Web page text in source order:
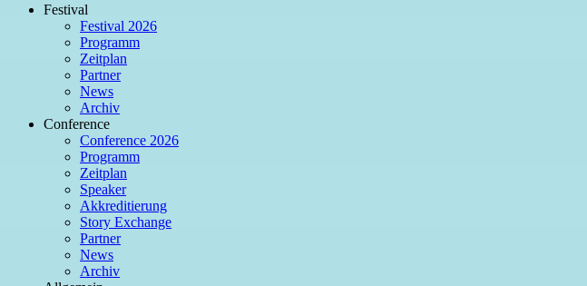
Festival
Festival 2026
Programm
Zeitplan
Partner
News
Archiv
Conference
Conference 2026
Programm
Zeitplan
Speaker
Akkreditierung
Story Exchange
Partner
News
Archiv